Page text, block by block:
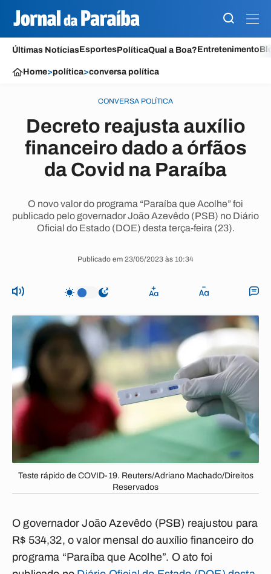
Últimas NotíciasEsportesPolíticaQual a Boa?Entretenimento
Home>política>conversa política
CONVERSA POLÍTICA
Decreto reajusta auxílio
financeiro dado a órfãos
da Covid na Paraíba
O novo valor do programa “Paraíba que Acolhe” foi
publicado pelo governador João Azevêdo (PSB) no Diário
Oficial do Estado (DOE) desta terça-feira (23).
Publicado em 23/05/2023 às 10:34
Teste rápido de COVID-19. Reuters/Adriano Machado/Direitos
Reservados
O governador João Azevêdo (PSB) reajustou para
R$ 534,32, o valor mensal do auxílio financeiro do
programa “Paraíba que Acolhe”. O ato foi